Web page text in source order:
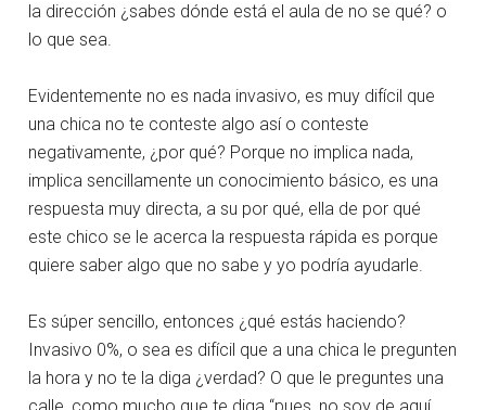
la dirección ¿sabes dónde está el aula de no se qué? o
lo que sea.
Evidentemente no es nada invasivo, es muy difícil que
una chica no te conteste algo así o conteste
negativamente, ¿por qué? Porque no implica nada,
implica sencillamente un conocimiento básico, es una
respuesta muy directa, a su por qué, ella de por qué
este chico se le acerca la respuesta rápida es porque
quiere saber algo que no sabe y yo podría ayudarle.
Es súper sencillo, entonces ¿qué estás haciendo?
Invasivo 0%, o sea es difícil que a una chica le pregunten
la hora y no te la diga ¿verdad? O que le preguntes una